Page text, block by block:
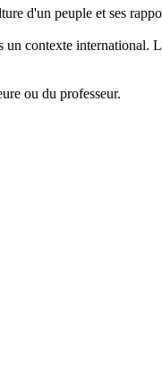
d'un peuple et ses
contexte
ou du professeur.